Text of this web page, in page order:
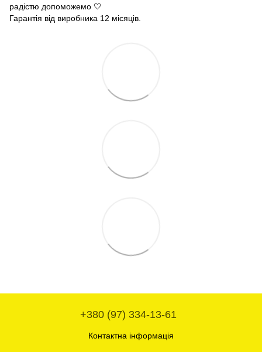
радістю допоможемо 🤍
Гарантія від виробника 12 місяців.
+380 (97) 334-13-61
Контактна інформація